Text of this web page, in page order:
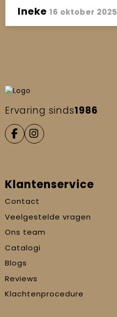
Ineke 16 oktober 2025
Ervaring sinds1986
Klantenservice
Contact
Veelgestelde vragen
Ons team
Catalogi
Blogs
Reviews
Klachtenprocedure